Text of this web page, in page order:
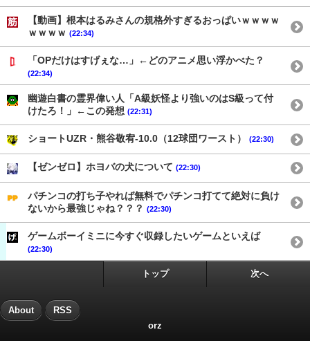
【動画】根本はるみさんの規格外すぎるおっぱいｗｗｗｗ
ｗｗｗｗ (22:34)
「OPだけはすげぇな…」←どのアニメ思い浮かべた？
(22:34)
幽遊白書の霊界偉い人「A級妖怪より強いのはS級って付
けたろ！」←この発想 (22:31)
ショートUZR・熊谷敬宥-10.0（12球団ワースト） (22:30)
【ゼンゼロ】ホヨバの犬について (22:30)
パチンコの打ち子やれば無料でパチンコ打てて絶対に負け
ないから最強じゃね？？？ (22:30)
ゲームボーイミニに今すぐ収録したいゲームといえば
(22:30)
トップ 次へ
About RSS
orz